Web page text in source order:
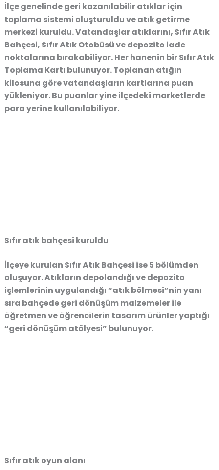
İlçe genelinde geri kazanılabilir atıklar için
toplama sistemi oluşturuldu ve atık getirme
merkezi kuruldu. Vatandaşlar atıklarını, Sıfır Atık
Bahçesi, Sıfır Atık Otobüsü ve depozito iade
noktalarına bırakabiliyor. Her hanenin bir Sıfır Atık
Toplama Kartı bulunuyor. Toplanan atığın
kilosuna göre vatandaşların kartlarına puan
yükleniyor. Bu puanlar yine ilçedeki marketlerde
para yerine kullanılabiliyor.
Sıfır atık bahçesi kuruldu
İlçeye kurulan Sıfır Atık Bahçesi ise 5 bölümden
oluşuyor. Atıkların depolandığı ve depozito
işlemlerinin uygulandığı “atık bölmesi”nin yanı
sıra bahçede geri dönüşüm malzemeler ile
öğretmen ve öğrencilerin tasarım ürünler yaptığı
“geri dönüşüm atölyesi” bulunuyor.
Sıfır atık oyun alanı